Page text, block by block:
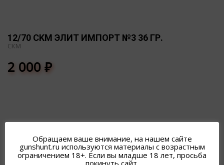
12/70 СKМ ЭЛИТ ИМПОРТ №3 36 ГР.
СКМ
2 000₽
ПОХОЖИЕ ТОВАРЫ
Обращаем ваше внимание, на нашем сайте
gunshunt.ru используются материалы с возрастным
ограничением 18+. Если вы младше 18 лет, просьба